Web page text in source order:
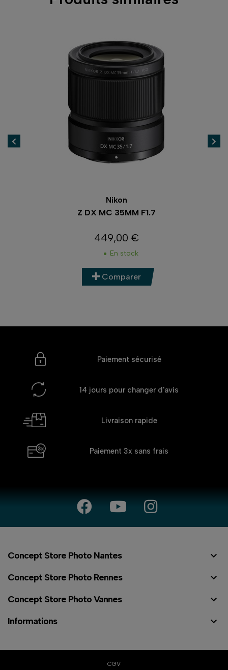
Nikon
Z DX MC 35MM F1.7
Prix
449,00 €
En stock
Comparer
Paiement sécurisé
14 jours pour changer d'avis
Livraison rapide
Paiement 3x sans frais
Concept Store Photo Nantes 
Concept Store Photo Rennes 
Concept Store Photo Vannes 
Informations 
CGV